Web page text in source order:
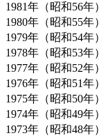
1981年（昭和56年）
1980年（昭和55年）
1979年（昭和54年）
1978年（昭和53年）
1977年（昭和52年）
1976年（昭和51年）
1975年（昭和50年）
1974年（昭和49年）
1973年（昭和48年）